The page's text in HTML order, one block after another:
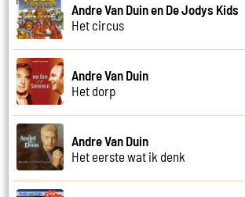
Andre Van Duin en De Jodys Kids
Het circus
Andre Van Duin
Het dorp
Andre Van Duin
Het eerste wat ik denk